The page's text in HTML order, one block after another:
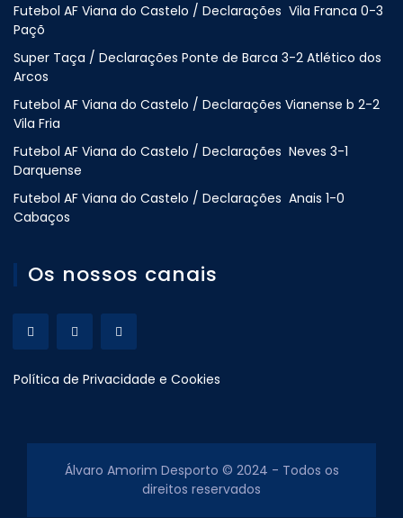
Futebol AF Viana do Castelo / Declarações Vila Franca 0-3
Paçõ
Super Taça / Declarações Ponte de Barca 3-2 Atlético dos
Arcos
Futebol AF Viana do Castelo / Declarações Vianense b 2-2
Vila Fria
Futebol AF Viana do Castelo / Declarações Neves 3-1
Darquense
Futebol AF Viana do Castelo / Declarações Anais 1-0
Cabaços
Os nossos canais
Política de Privacidade e Cookies
Álvaro Amorim Desporto © 2024 - Todos os
direitos reservados